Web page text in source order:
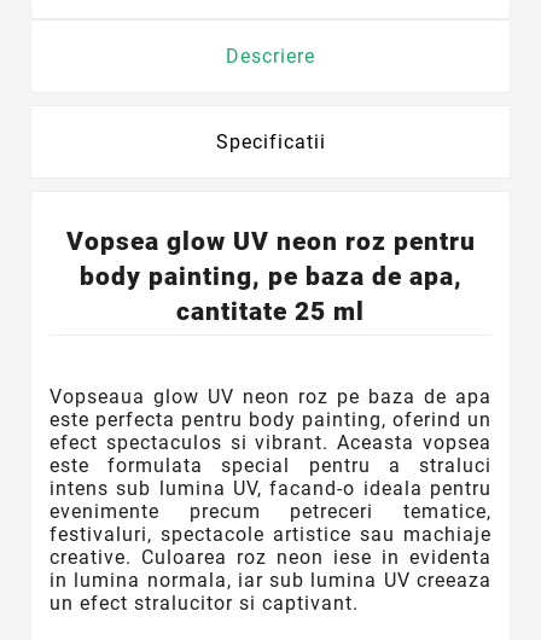
Descriere
Specificatii
Vopsea glow UV neon roz pentru
body painting, pe baza de apa,
cantitate 25 ml
Vopseaua glow UV neon roz pe baza de apa
este perfecta pentru body painting, oferind un
efect spectaculos si vibrant. Aceasta vopsea
este formulata special pentru a straluci
intens sub lumina UV, facand-o ideala pentru
evenimente precum petreceri tematice,
festivaluri, spectacole artistice sau machiaje
creative. Culoarea roz neon iese in evidenta
in lumina normala, iar sub lumina UV creeaza
un efect stralucitor si captivant.